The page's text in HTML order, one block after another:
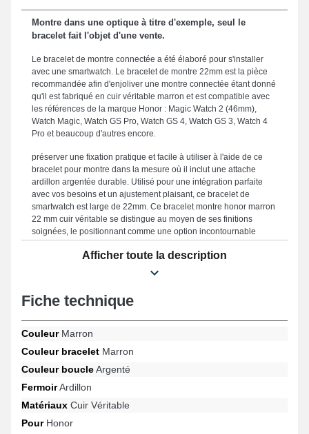
Montre dans une optique à titre d'exemple, seul le
bracelet fait l'objet d'une vente.
Le bracelet de montre connectée a été élaboré pour s'installer
avec une smartwatch. Le bracelet de montre 22mm est la pièce
recommandée afin d'enjoliver une montre connectée étant donné
qu'il est fabriqué en cuir véritable marron et est compatible avec
les références de la marque Honor : Magic Watch 2 (46mm),
Watch Magic, Watch GS Pro, Watch GS 4, Watch GS 3, Watch 4
Pro et beaucoup d'autres encore.
préserver une fixation pratique et facile à utiliser à l'aide de ce
bracelet pour montre dans la mesure où il inclut une attache
ardillon argentée durable. Utilisé pour une intégration parfaite
avec vos besoins et un ajustement plaisant, ce bracelet de
smartwatch est large de 22mm. Ce bracelet montre honor marron
22 mm cuir véritable se distingue au moyen de ses finitions
soignées, le positionnant comme une option incontournable
l'assurance d'une satisfaction garantie en toute circonstance.
Mixant élégance intemporelle et durabilité pour répondre aux
simplicité sophistiquée et cela s'ajuste avec précision à vos
besoins quotidiens. Un fermoir ardillon résistant est adapté à ce
modèle de bracelet de montre connectée et est s'adapte
parfaitement avec le format de Watch GS 4, Watch Dream, Watch
davantage de la marque Honor. Au moyen de son esthétisme, ce
bracelet Honor se connecte parfaitement à divers modèles
Afficher toute la description
Fiche technique
CouleurMarron
Couleur bracelet Marron
Couleur boucleArgenté
FermoirArdillon
Matériaux Cuir Véritable
PourHonor